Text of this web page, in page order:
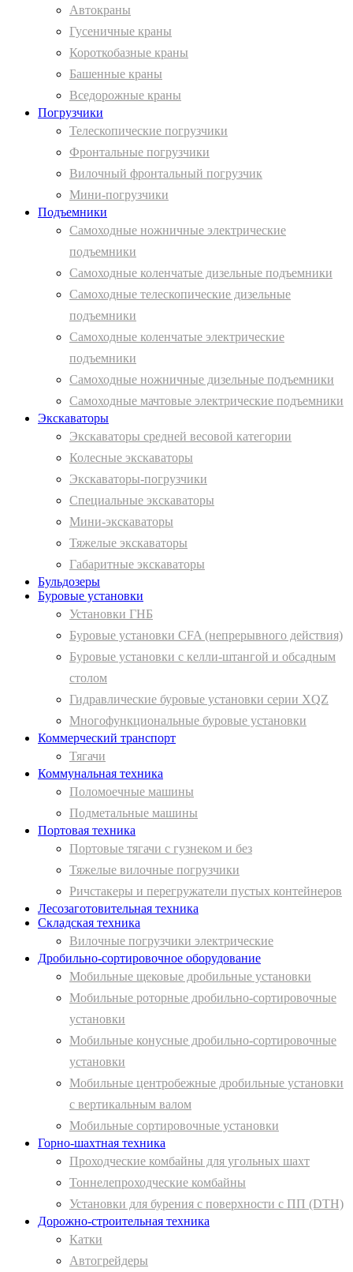
Автокраны
Гусеничные краны
Короткобазные краны
Башенные краны
Вcедорожные краны
Погрузчики
Телескопические погрузчики
Фронтальные погрузчики
Вилочный фронтальный погрузчик
Мини-погрузчики
Подъемники
Самоходные ножничные электрические
подъемники
Самоходные коленчатые дизельные подъемники
Самоходные телескопические дизельные
подъемники
Самоходные коленчатые электрические
подъемники
Самоходные ножничные дизельные подъемники
Самоходные мачтовые электрические подъемники
Экскаваторы
Экскаваторы средней весовой категории
Колесные экскаваторы
Экскаваторы-погрузчики
Специальные экскаваторы
Мини-экскаваторы
Тяжелые экскаваторы
Габаритные экскаваторы
Бульдозеры
Буровые установки
Установки ГНБ
Буровые установки CFA (непрерывного действия)
Буровые установки с келли-штангой и обсадным
столом
Гидравлические буровые установки серии XQZ
Многофункциональные буровые установки
Коммерческий транспорт
Тягачи
Коммунальная техника
Поломоечные машины
Подметальные машины
Портовая техника
Портовые тягачи с гузнеком и без
Тяжелые вилочные погрузчики
Ричстакеры и перегружатели пустых контейнеров
Лесозаготовительная техника
Складская техника
Вилочные погрузчики электрические
Дробильно-сортировочное оборудование
Мобильные щековые дробильные установки
Мобильные роторные дробильно-сортировочные
установки
Мобильные конусные дробильно-сортировочные
установки
Мобильные центробежные дробильные установки
с вертикальным валом
Мобильные сортировочные установки
Горно-шахтная техника
Проходческие комбайны для угольных шахт
Тоннелепроходческие комбайны
Установки для бурения с поверхности с ПП (DTH)
Дорожно-строительная техника
Катки
Автогрейдеры